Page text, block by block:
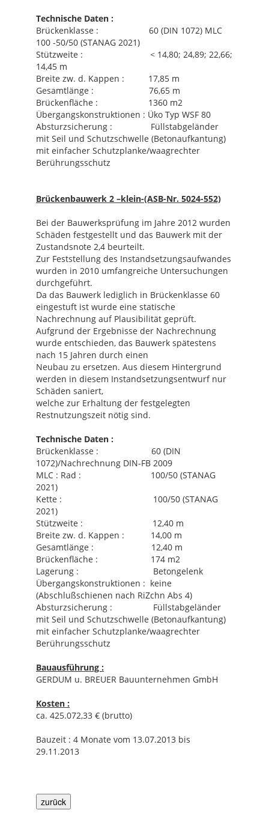
Technische Daten :
Brückenklasse : 60 (DIN 1072) MLC
100 -50/50 (STANAG 2021)
Stützweite : < 14,80; 24,89; 22,66;
14,45 m
Breite zw. d. Kappen : 17,85 m
Gesamtlänge : 76,65 m
Brückenfläche : 1360 m2
Übergangskonstruktionen : Üko Typ WSF 80
Absturzsicherung : Füllstabgeländer
mit Seil und Schutzschwelle (Betonaufkantung)
mit einfacher Schutzplanke/waagrechter
Berührungsschutz
Brückenbauwerk 2 –klein-(ASB-Nr. 5024-552)
Bei der Bauwerksprüfung im Jahre 2012 wurden
Schäden festgestellt und das Bauwerk mit der
Zustandsnote 2,4 beurteilt.
Zur Feststellung des Instandsetzungsaufwandes
wurden in 2010 umfangreiche Untersuchungen
durchgeführt.
Da das Bauwerk lediglich in Brückenklasse 60
eingestuft ist wurde eine statische
Nachrechnung auf Plausibilität geprüft.
Aufgrund der Ergebnisse der Nachrechnung
wurde entschieden, das Bauwerk spätestens
nach 15 Jahren durch einen
Neubau zu ersetzen. Aus diesem Hintergrund
werden in diesem Instandsetzungsentwurf nur
Schäden saniert,
welche zur Erhaltung der festgelegten
Restnutzungszeit nötig sind.
Technische Daten :
Brückenklasse : 60 (DIN
1072)/Nachrechnung DIN-FB 2009
MLC : Rad : 100/50 (STANAG
2021)
Kette : 100/50 (STANAG
2021)
Stützweite : 12,40 m
Breite zw. d. Kappen : 14,00 m
Gesamtlänge : 12,40 m
Brückenfläche : 174 m2
Lagerung : Betongelenk
Übergangskonstruktionen : keine
(Abschlußschienen nach RiZchn Abs 4)
Absturzsicherung : Füllstabgeländer
mit Seil und Schutzschwelle (Betonaufkantung)
mit einfacher Schutzplanke/waagrechter
Berührungsschutz
Bauausführung :
GERDUM u. BREUER Bauunternehmen GmbH
Kosten :
ca. 425.072,33 € (brutto)
Bauzeit : 4 Monate vom 13.07.2013 bis
29.11.2013